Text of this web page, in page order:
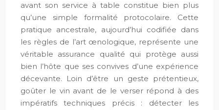
avant son service à table constitue bien plus
qu’une simple formalité protocolaire. Cette
pratique ancestrale, aujourd’hui codifiée dans
les règles de l’art œnologique, représente une
véritable assurance qualité qui protège aussi
bien l’hôte que ses convives d’une expérience
décevante. Loin d’être un geste prétentieux,
goûter le vin avant de le verser répond à des
impératifs techniques précis : détecter les